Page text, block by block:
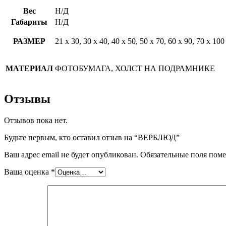
Вес
Н/Д
Габариты
Н/Д
РАЗМЕР 21 х 30, 30 х 40, 40 х 50, 50 х 70, 60 х 90, 70 х 100
МАТЕРИАЛ ФОТОБУМАГА, ХОЛСТ НА ПОДРАМНИКЕ
Отзывы
Отзывов пока нет.
Будьте первым, кто оставил отзыв на “ВЕРБЛЮД”
Ваш адрес email не будет опубликован. Обязательные поля
Ваша оценка *